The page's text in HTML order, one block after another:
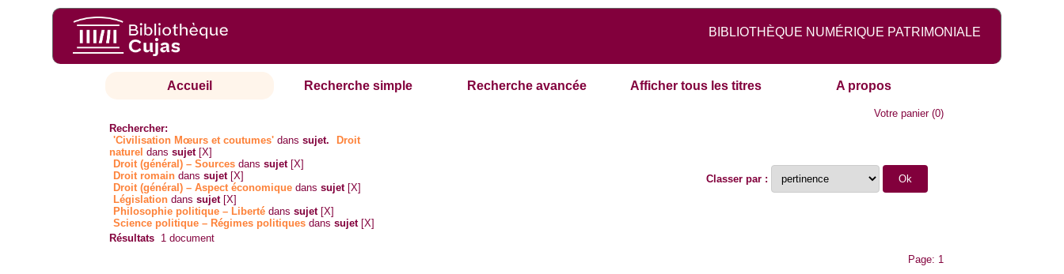
BIBLIOTHÈQUE NUMÉRIQUE PATRIMONIALE
Accueil Recherche simple Recherche avancée Afficher tous les titres A propos
Votre panier(0)
Rechercher:
'Civilisation Mœurs et coutumes' danssujet.
Droit
naturel danssujet [X]
Droit (général) – Sources danssujet [X]
Droit romain danssujet [X]
Droit (général) – Aspect économique danssujet [X]
Législation danssujet [X]
Philosophie politique – Liberté danssujet [X]
Science politique – Régimes politiques danssujet [X]
Classer par :
Résultats 1 document
Page: 1